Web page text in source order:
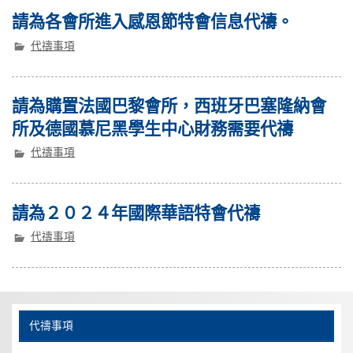
請為各會所進入感恩節特會信息代禱。
代禱事項
請為購置法國巴黎會所，西班牙巴塞隆納會
所及德國慕尼黑學生中心財務需要代禱
代禱事項
請為２０２４年國際華語特會代禱
代禱事項
代禱事項